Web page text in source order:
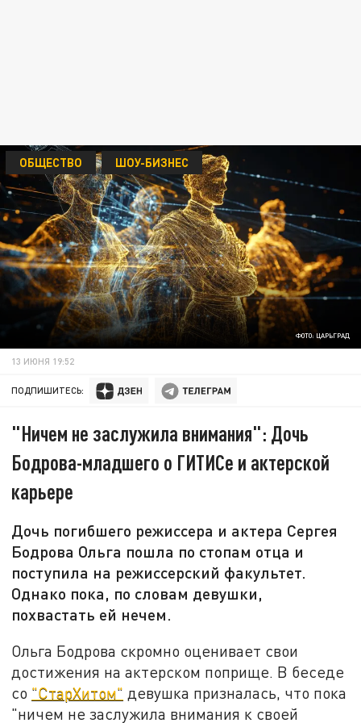
ФОТО: ЦАРЬГРАД
ОБЩЕСТВО ШОУ-БИЗНЕС
13 ИЮНЯ 19:52
ПОДПИШИТЕСЬ:
"Ничем не заслужила внимания": Дочь
Бодрова-младшего о ГИТИСе и актерской
карьере
Дочь погибшего режиссера и актера Сергея
Бодрова Ольга пошла по стопам отца и
поступила на режиссерский факультет.
Однако пока, по словам девушки,
похвастать ей нечем.
Ольга Бодрова скромно оценивает свои
достижения на актерском поприще. В беседе
со "СтарХитом" девушка призналась, что пока
"ничем не заслужила внимания к своей